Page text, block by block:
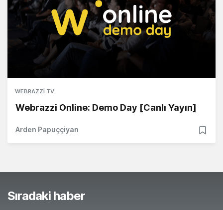
WEBRAZZI TV
Webrazzi Online: Demo Day [Canlı Yayın]
Arden Papuççiyan
Sıradaki haber